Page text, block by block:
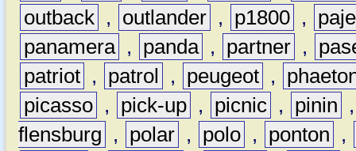
outback , outlander , p1800 ,
panamera , panda , partner ,
patriot , patrol , peugeot ,
picasso , pick-up , picnic , pinin
flensburg
, polar , polo , ponton
,